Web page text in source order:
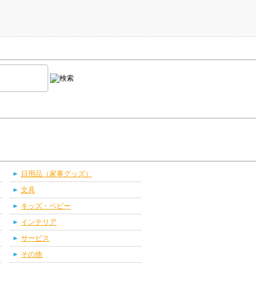
日用品（家事グッズ）
文具
キッズ・ベビー
インテリア
サービス
その他